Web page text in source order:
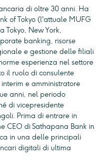
di oltre 30 anni. Ha
of Tokyo (l'attuale MUFG
Tokyo, New York,
banking, risorse
e gestione delle filiali
esperienza nel settore
il ruolo di consulente
e amministratore
anni, nel periodo
di vicepresidente
Prima di entrare in
CEO di Sathapana Bank in
in una delle principali
digitali di ultima